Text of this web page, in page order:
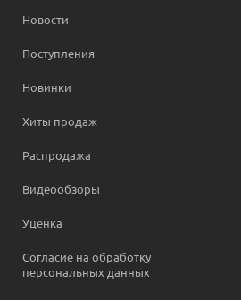
Новости
Поступления
Новинки
Хиты продаж
Распродажа
Видеообзоры
Уценка
Согласие на обработку
персональных данных